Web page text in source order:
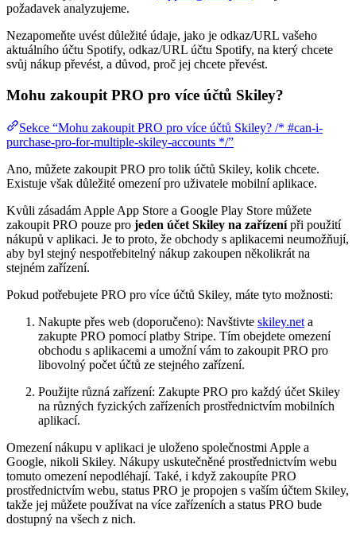
požadavek analyzujeme.
Nezapomeňte uvést důležité údaje, jako je odkaz/URL vašeho
aktuálního účtu Spotify, odkaz/URL účtu Spotify, na který chcete
svůj nákup převést, a důvod, proč jej chcete převést.
Mohu zakoupit PRO pro více účtů Skiley?
Sekce “Mohu zakoupit PRO pro více účtů Skiley? /* #can-i-
purchase-pro-for-multiple-skiley-accounts */”
Ano, můžete zakoupit PRO pro tolik účtů Skiley, kolik chcete.
Existuje však důležité omezení pro uživatele mobilní aplikace.
Kvůli zásadám Apple App Store a Google Play Store můžete
zakoupit PRO pouze pro jeden účet Skiley na zařízenípři použití
nákupů v aplikaci. Je to proto, že obchody s aplikacemi neumožňují,
aby byl stejný nespotřebitelný nákup zakoupen několikrát na
stejném zařízení.
Pokud potřebujete PRO pro více účtů Skiley, máte tyto možnosti:
Nakupte přes web (doporučeno): Navštivte skiley.net a
zakupte PRO pomocí platby Stripe. Tím obejdete omezení
obchodu s aplikacemi a umožní vám to zakoupit PRO pro
libovolný počet účtů ze stejného zařízení.
Použijte různá zařízení: Zakupte PRO pro každý účet Skiley
na různých fyzických zařízeních prostřednictvím mobilních
aplikací.
Omezení nákupu v aplikaci je uloženo společnostmi Apple a
Google, nikoli Skiley. Nákupy uskutečněné prostřednictvím webu
tomuto omezení nepodléhají. Také, i když zakoupíte PRO
prostřednictvím webu, status PRO je propojen s vaším účtem Skiley,
takže jej můžete používat na více zařízeních a status PRO bude
dostupný na všech z nich.